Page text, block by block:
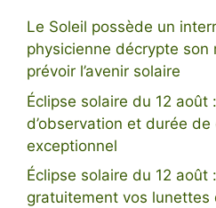
Le Soleil possède un
physicienne décrypte son
prévoir l’avenir solaire
Éclipse solaire du 12 août
d’observation et durée
exceptionnel
Éclipse solaire du 12
gratuitement vos lunettes